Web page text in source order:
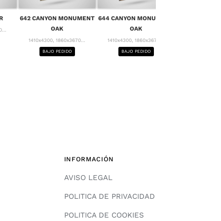
642 CANYON MONUMENT
OAK
1410x4300, 1860x3670...
BAJO PEDIDO
644 CANYON MONUMENT
OAK
1410x4300, 1860x3670...
BAJO PEDIDO
INFORMACIÓN
AVISO LEGAL
POLITICA DE PRIVACIDAD
POLITICA DE COOKIES